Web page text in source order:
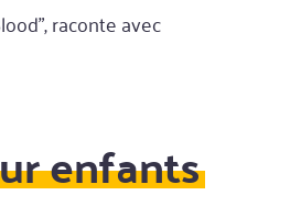
raconte avec
enfants